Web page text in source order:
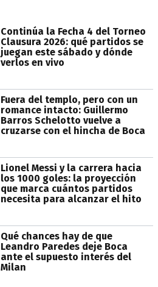
Continúa la Fecha 4 del Torneo
Clausura 2026: qué partidos se
juegan este sábado y dónde
verlos en vivo
Fuera del templo, pero con un
romance intacto: Guillermo
Barros Schelotto vuelve a
cruzarse con el hincha de Boca
Lionel Messi y la carrera hacia
los 1000 goles: la proyección
que marca cuántos partidos
necesita para alcanzar el hito
Qué chances hay de que
Leandro Paredes deje Boca
ante el supuesto interés del
Milan